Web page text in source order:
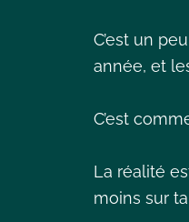
C’est un
année, et
C’est
La réalité
moins sur